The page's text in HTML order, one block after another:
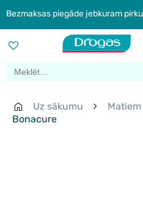
Bezmaksas piegāde jebkuram
Uz sākumu Matiem
Bonacure